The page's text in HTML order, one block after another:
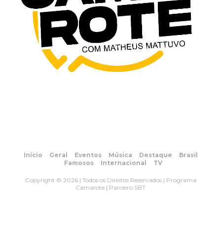
Início Geral Eventos Música Destaque
Brasil
Famosos
Internacional TV
Copyright © 2026 | Todos os Direitos Reservados | Programa
Camarote | Parceiro SBT